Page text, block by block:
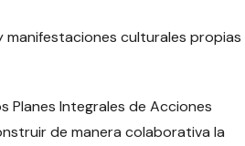
culturales propias
Planes Integrales de Acciones
de manera colaborativa la